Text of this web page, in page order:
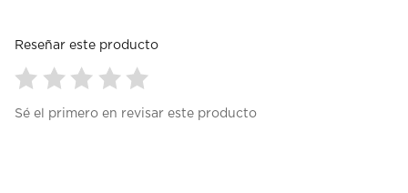
Reseñar este producto
paraparaparaparapara
Sé el primero en revisar este producto